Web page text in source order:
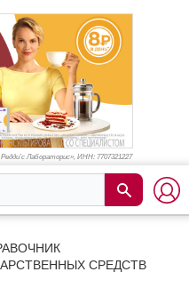
Лабораторис», ИНН: 7707321227
СРЕДСТВ